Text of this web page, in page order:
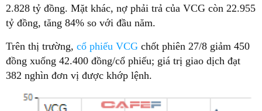
2.828 tỷ đồng. Mặt khác, nợ phải trả của VCG còn 22.955
tỷ đồng, tăng 84% so với đầu năm.
Trên thị trường, cổ phiếu VCG chốt phiên 27/8 giảm 450
đồng xuống 42.400 đồng/cổ phiếu; giá trị giao dịch đạt
382 nghìn đơn vị được khớp lệnh.